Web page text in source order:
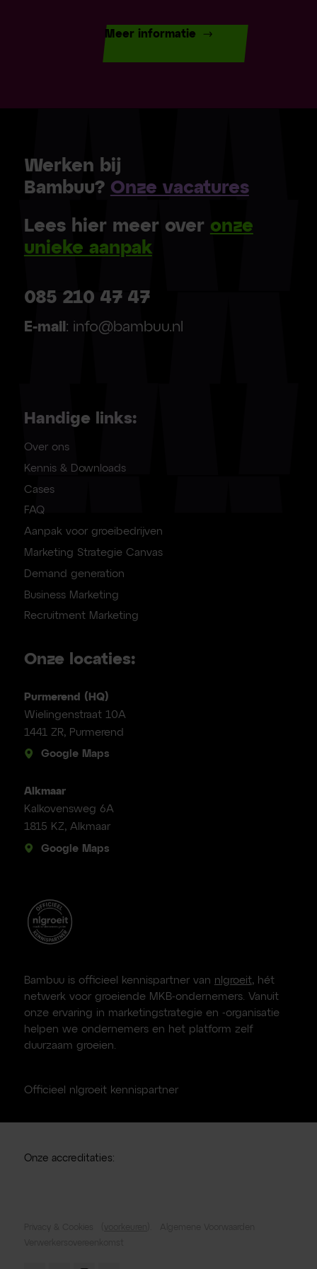
Meer informatie
Werken bij
Bambuu? Onze vacatures
Lees hier meer over onze
unieke aanpak
085 210 47 47
E-mail : info@bambuu.nl
Handige links:
Over ons
Kennis & Downloads
Cases
FAQ
Aanpak voor groeibedrijven
Marketing Strategie Canvas
Demand generation
Business Marketing
Recruitment Marketing
Onze locaties:
Purmerend (HQ)
Wielingenstraat 10A
1441 ZR, Purmerend
Google Maps
Alkmaar
Kalkovensweg 6A
1815 KZ, Alkmaar
Google Maps
Bambuu is officieel kennispartner van nlgroeit, hét
netwerk voor groeiende MKB-ondernemers. Vanuit
onze ervaring in marketingstrategie en -organisatie
helpen we ondernemers en het platform zelf
duurzaam groeien.
Officieel nlgroeit kennispartner
Onze accreditaties: